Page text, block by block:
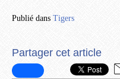
Publié dans Tigers
Partager cet article